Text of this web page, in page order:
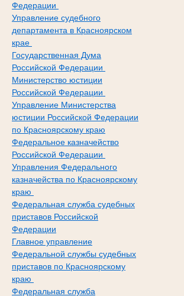
Федерации
Управление судебного
департамента в Красноярском
крае
Государственная Дума
Российской Федерации
Министерство юстиции
Российской Федерации
Управление Министерства
юстиции Российской Федерации
по Красноярскому краю
Федеральное казначейство
Российской Федерации
Управления Федерального
казначейства по Красноярскому
краю
Федеральная служба судебных
приставов Российской
Федерации
Главное управление
Федеральной службы судебных
приставов по Красноярскому
краю
Федеральная служба